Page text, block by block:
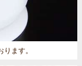
ます。